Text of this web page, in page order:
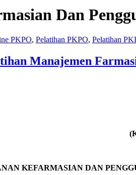
Dan
PKPO, Pelatihan PKPO, Pelatihan
Manajemen
KEFARMASIAN DAN